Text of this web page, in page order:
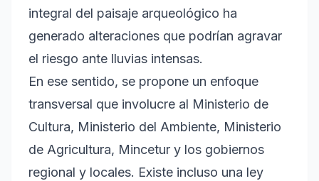
integral del paisaje arqueológico ha
generado alteraciones que podrían agravar
el riesgo ante lluvias intensas.
En ese sentido, se propone un enfoque
transversal que involucre al Ministerio de
Cultura, Ministerio del Ambiente, Ministerio
de Agricultura, Mincetur y los gobiernos
regional y locales. Existe incluso una ley